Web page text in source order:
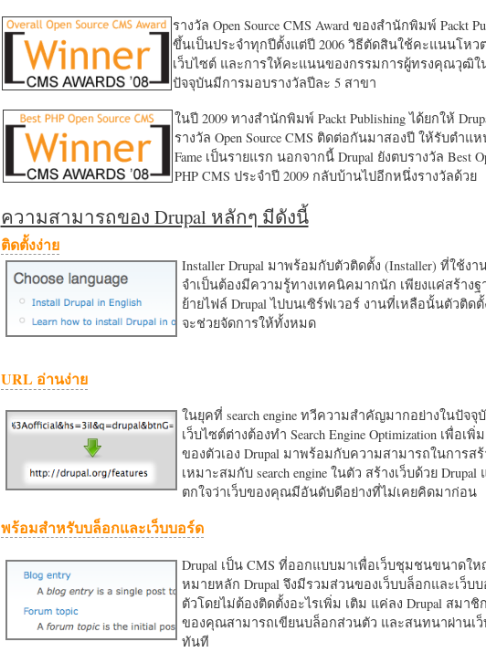
รางวัล Open Source CMS Award ของสำนักพิมพ์ Packt
ขึ้นเป็นประจำทุกปีตั้งแต่ปี 2006 วิธีตัดสินใช้คะแนนโหว
เว็บไซต์ และการให้คะแนนของกรรมการผู้ทรงคุณวุฒิใ
ปัจจุบันมีการมอบรางวัลปีละ 5 สาขา
ในปี 2009 ทางสำนักพิมพ์ Packt Publishing ได้ยกให้
รางวัล Open Source CMS ติดต่อกันมาสองปี ให้รับตำแ
Fame เป็นรายแรก นอกจากนี้ Drupal ยังตบรางวัล Best
PHP CMS ประจำปี 2009 กลับบ้านไปอีกหนึ่งรางวัลด้วย
ความสามารถของ Drupal หลักๆ มีดังนี้
ติดตั้งง่าย
Installer Drupal มาพร้อมกับตัวติดตั้ง (Installer) ที่ใช้งา
จำเป็นต้องมีความรู้ทางเทคนิคมากนัก เพียงแค่สร้าง
ย้ายไฟล์ Drupal ไปบนเซิร์ฟเวอร์ งานที่เหลือนั้นตัวติดตั้
จะช่วยจัดการให้ทั้งหมด
URL อ่านง่าย
ในยุคที่ search engine ทวีความสำคัญมากอย่างในปัจจุ
เว็บไซต์ต่างต้องทำ Search Engine Optimization เพื่อเ
ของตัวเอง Drupal มาพร้อมกับความสามารถในการสร้
เหมาะสมกับ search engine ในตัว สร้างเว็บด้วย
ตกใจว่าเว็บของคุณมีอันดับดีอย่างที่ไม่เคยคิดมาก่อน
พร้อมสำหรับบล็อกและเว็บบอร์ด
Drupal เป็น CMS ที่ออกแบบมาเพื่อเว็บชุมชนขนาดให
หมายหลัก Drupal จึงมีรวมส่วนของเว็บบล็อกและเว็บ
ตัวโดยไม่ต้องติดตั้งอะไรเพิ่ม เติม แค่ลง Drupal สมาชิ
ของคุณสามารถเขียนบล็อกส่วนตัว และสนทนาผ่านเว็
ทันที